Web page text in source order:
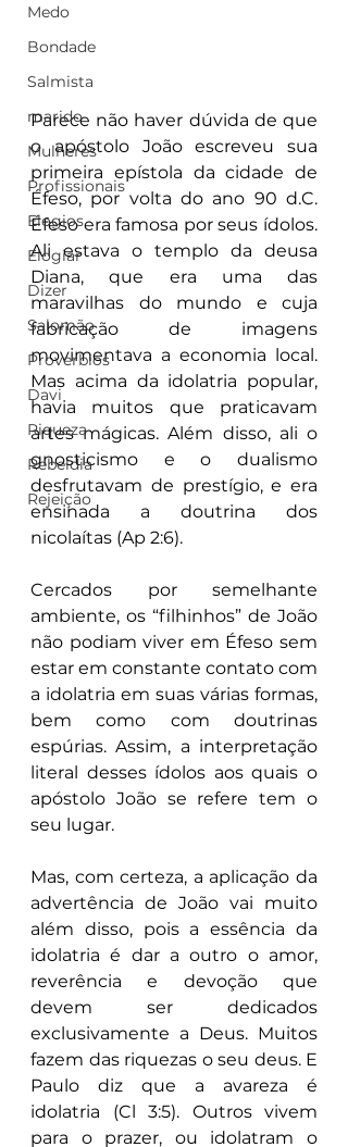
Medo
Bondade
Salmista
marido
Mulheres
Profissionais
Elogios
Elogiar
Dizer
Salomão
Proverbios
Davi
Riqueza
Rebeldia
Rejeição
Parece não haver dúvida de que
o apóstolo João escreveu sua
primeira epístola da cidade de
Éfeso, por volta do ano 90 d.C.
Éfeso era famosa por seus ídolos.
Ali estava o templo da deusa
Diana, que era uma das
maravilhas do mundo e cuja
fabricação de imagens
movimentava a economia local.
Mas acima da idolatria popular,
havia muitos que praticavam
artes mágicas. Além disso, ali o
gnosticismo e o dualismo
desfrutavam de prestígio, e era
ensinada a doutrina dos
nicolaítas (Ap 2:6).
Cercados por semelhante
ambiente, os “filhinhos” de João
não podiam viver em Éfeso sem
estar em constante contato com
a idolatria em suas várias formas,
bem como com doutrinas
espúrias. Assim, a interpretação
literal desses ídolos aos quais o
apóstolo João se refere tem o
seu lugar.
Mas, com certeza, a aplicação da
advertência de João vai muito
além disso, pois a essência da
idolatria é dar a outro o amor,
reverência e devoção que
devem ser dedicados
exclusivamente a Deus. Muitos
fazem das riquezas o seu deus. E
Paulo diz que a avareza é
idolatria (Cl 3:5). Outros vivem
para o prazer, ou idolatram o